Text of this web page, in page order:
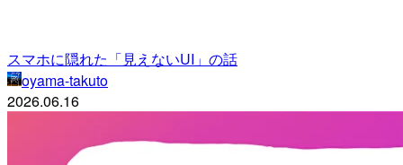
スマホに隠れた「見えないUI」の話
oyama-takuto
2026.06.16